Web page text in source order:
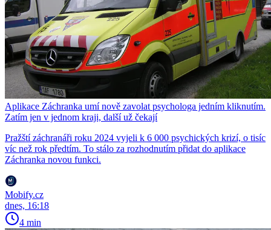
Aplikace Záchranka umí nově zavolat psychologa jedním kliknutím.
Zatím jen v jednom kraji, další už čekají
Pražští záchranáři roku 2024 vyjeli k 6 000 psychických krizí, o tisíc
víc než rok předtím. To stálo za rozhodnutím přidat do aplikace
Záchranka novou funkci.
Mobify.cz
dnes, 16:18
4 min